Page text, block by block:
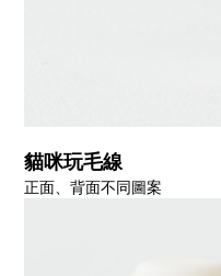
貓咪玩毛線
正面、背面不同圖案